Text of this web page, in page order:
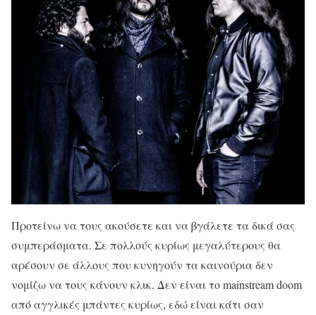
Προτείνω να τους ακούσετε και να βγάλετε τα δικά σας
συμπεράσματα. Σε πολλούς κυρίως μεγαλύτερους θα
αρέσουν σε άλλους που κυνηγούν τα καινούρια δεν
νομίζω να τους κάνουν κλικ. Δεν είναι το mainstream doom
από αγγλικές μπάντες κυρίως, εδώ είναι κάτι σαν